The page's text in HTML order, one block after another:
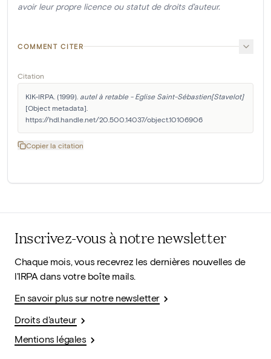
avoir leur propre licence ou statut de droits d'auteur.
COMMENT CITER
Citation
KIK-IRPA. (1999). autel à retable - Eglise Saint-Sébastien[Stavelot]
[Object metadata].
https://hdl.handle.net/20.500.14037/object.10106906
Copier la citation
Inscrivez-vous à notre newsletter
Chaque mois, vous recevrez les dernières nouvelles de
l'IRPA dans votre boîte mails.
En savoir plus sur notre newsletter
Droits d'auteur
Mentions légales